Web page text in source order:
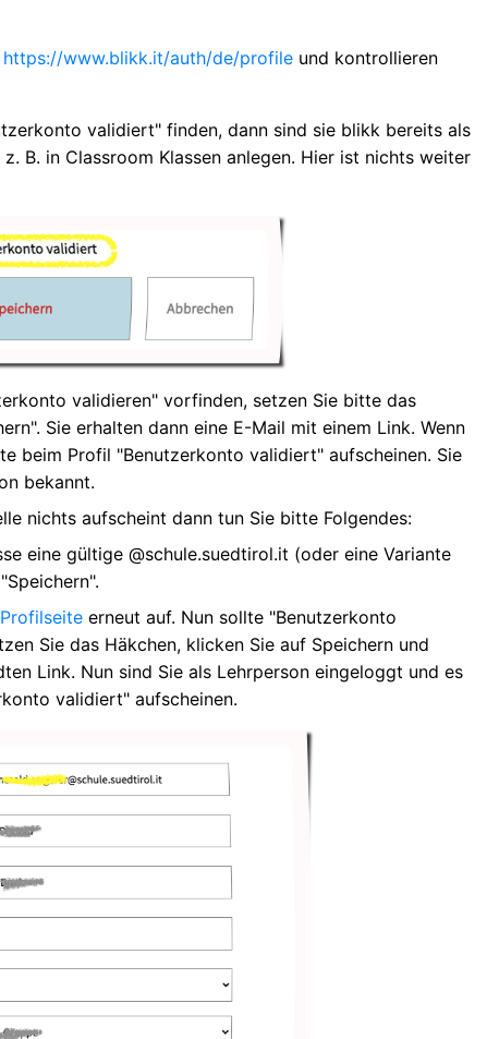
https://www.blikk.it/auth/de/profile und kontrollieren
validiert" finden, dann sind sie blikk bereits als
B. in Classroom Klassen anlegen. Hier ist nichts weiter
validieren" vorfinden, setzen Sie bitte das
Sie erhalten dann eine E-Mail mit einem Link. Wenn
beim Profil "Benutzerkonto validiert" aufscheinen. Sie
bekannt.
nichts aufscheint dann tun Sie bitte Folgendes:
eine gültige @schule.suedtirol.it (oder eine Variante
Profilseite erneut auf. Nun sollte "Benutzerkonto
Sie das Häkchen, klicken Sie auf Speichern und
Link. Nun sind Sie als Lehrperson eingeloggt und es
validiert" aufscheinen.